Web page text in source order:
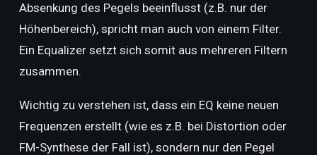
Absenkung des Pegels beeinflusst (z.B. nur der
Höhenbereich), spricht man auch von einem Filter.
Ein Equalizer setzt sich somit aus mehreren Filtern
zusammen.
Wichtig zu verstehen ist, dass ein EQ keine neuen
Frequenzen erstellt (wie es z.B. bei Distortion oder
FM-Synthese der Fall ist), sondern nur den Pegel